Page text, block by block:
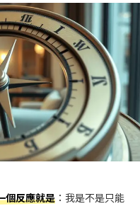
個反應就是 ：我是不是只能